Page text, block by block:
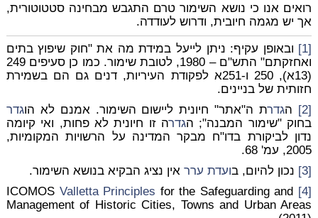
רואים אנו כי נושא השימור טרם התגבש מבחינה סטטוטורית,
אך יש מגמה חיובית, ודרוש לעודדה.
[1]
ובאופן עקיף: ניתן לייעל במידת מה את "חוק שיפוץ בתים
ואחזקתם" התש"ם – 1980, לטובת שימור. כמו כן סעיפים 249
(13א), 250 ו-251א לפקודת העיריות, דנים גם הם בשמירת
חזותית של בניינים.
[2]
הגדרת ה"אתר" חיונית ליישום השימור. אמנם לא הוגדר
בחוק "שימור המבנה"; הגדרה זו חיונית לא פחות, ואי קיומה
נדון לביקורת בדו"ח מבקר המדינה על הרשויות המקומיות,
2005, עמ' 68.
[3]
נכון להיום, בועדת ערראין נציג הבקיא בנושא השימור.
[4]
Valletta Principles for the Safeguarding and
Management of Historic Cities, Towns and Urban Areas